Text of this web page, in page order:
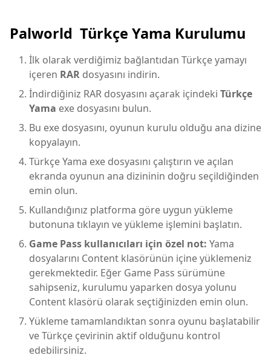
Palworld Türkçe Yama Kurulumu
İlk olarak verdiğimiz bağlantıdan Türkçe yamayı
içeren RAR dosyasını indirin.
İndirdiğiniz RAR dosyasını açarak içindeki Türkçe
Yama exe dosyasını bulun.
Bu exe dosyasını, oyunun kurulu olduğu ana dizine
kopyalayın.
Türkçe Yama exe dosyasını çalıştırın ve açılan
ekranda oyunun ana dizininin doğru seçildiğinden
emin olun.
Kullandığınız platforma göre uygun yükleme
butonuna tıklayın ve yükleme işlemini başlatın.
Game Pass kullanıcıları için özel not: Yama
dosyalarını Content klasörünün içine yüklemeniz
gerekmektedir. Eğer Game Pass sürümüne
sahipseniz, kurulumu yaparken dosya yolunu
Content klasörü olarak seçtiğinizden emin olun.
Yükleme tamamlandıktan sonra oyunu başlatabilir
ve Türkçe çevirinin aktif olduğunu kontrol
edebilirsiniz.